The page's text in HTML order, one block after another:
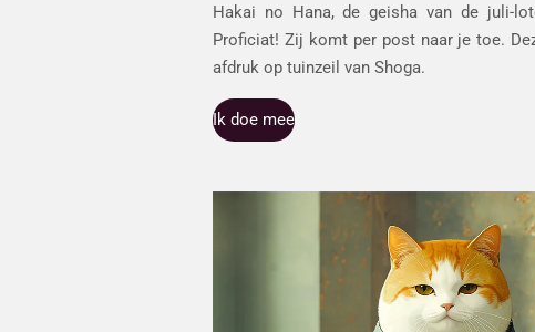
Hakai no Hana, de geisha van de juli-
Proficiat! Zij komt per post naar je toe.
afdruk op tuinzeil van Shoga.
Ik doe mee